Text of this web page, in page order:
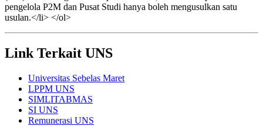
pengelola P2M dan Pusat Studi hanya boleh mengusulkan satu
usulan.</li> </ol>
Link Terkait UNS
Universitas Sebelas Maret
LPPM UNS
SIMLITABMAS
SI UNS
Remunerasi UNS